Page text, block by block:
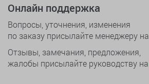
Онлайн поддержка
Вопросы, уточнения, изменения
по заказу присылайте менеджеру на
Отзывы, замечания, предложения,
жалобы присылайте руководству на